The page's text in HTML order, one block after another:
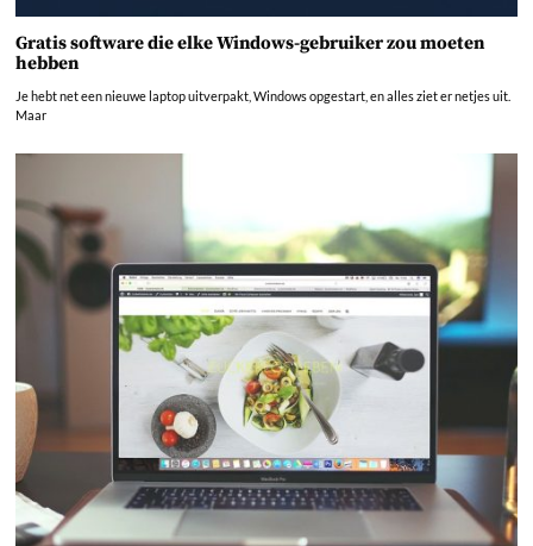
Gratis software die elke Windows-gebruiker zou moeten
hebben
Je hebt net een nieuwe laptop uitverpakt, Windows opgestart, en alles ziet er netjes uit.
Maar